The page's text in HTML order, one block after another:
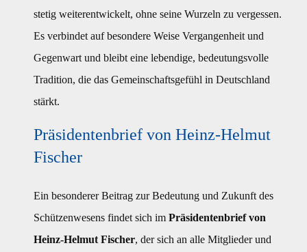
stetig weiterentwickelt, ohne seine Wurzeln zu vergessen.
Es verbindet auf besondere Weise Vergangenheit und
Gegenwart und bleibt eine lebendige, bedeutungsvolle
Tradition, die das Gemeinschaftsgefühl in Deutschland
stärkt.
Präsidentenbrief von Heinz-Helmut
Fischer
Ein besonderer Beitrag zur Bedeutung und Zukunft des
Schützenwesens findet sich im Präsidentenbrief von
Heinz-Helmut Fischer, der sich an alle Mitglieder und